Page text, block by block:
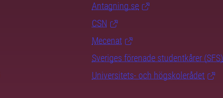
Antagning.se
CSN
Mecenat
Sveriges förenade studentkårer (SFS)
Universitets- och högskolerådet